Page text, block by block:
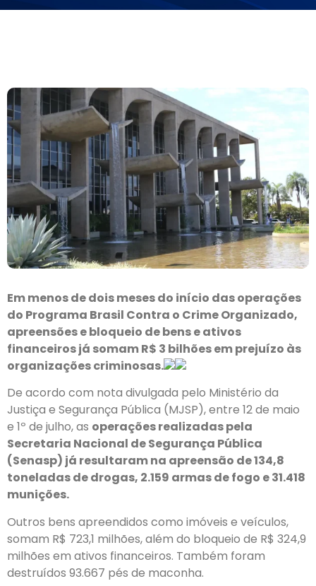
Em menos de dois meses do início das operações
do Programa Brasil Contra o Crime Organizado,
apreensões e bloqueio de bens e ativos
financeiros já somam R$ 3 bilhões em prejuízo às
organizações criminosas.
De acordo com nota divulgada pelo Ministério da
Justiça e Segurança Pública (MJSP), entre 12 de maio
e 1º de julho, as operações realizadas pela
Secretaria Nacional de Segurança Pública
(Senasp) já resultaram na apreensão de 134,8
toneladas de drogas, 2.159 armas de fogo e 31.418
munições.
Outros bens apreendidos como imóveis e veículos,
somam R$ 723,1 milhões, além do bloqueio de R$ 324,9
milhões em ativos financeiros. Também foram
destruídos 93.667 pés de maconha.